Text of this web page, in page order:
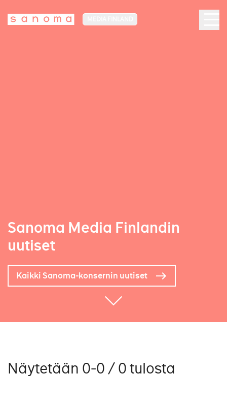
Sanoma Media Finlandin
uutiset
Kaikki Sanoma-konsernin uutiset
Näytetään 0-0 / 0 tulosta